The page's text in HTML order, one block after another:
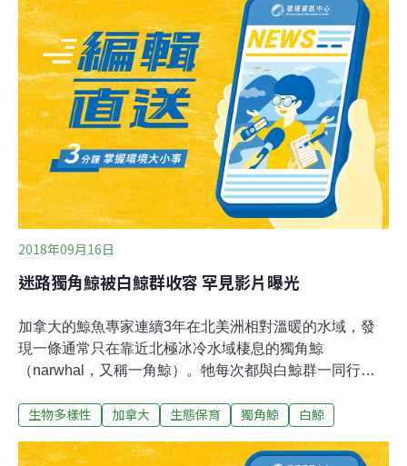
監控，以防牠擱淺。「但白鯨停留在泰晤士河口的時間愈
長，就愈令人擔心。」海洋生物保育慈善團體ORCA的保
育學家巴比（Lucy Babey）表示：「這是白鯨出現在英國
的最南端紀錄。」英國海洋生物救援組織表示，英國最後
一次發現白鯨蹤跡是3年前在北英格蘭的諾森伯蘭
（Northumberland）海岸，以及北愛爾蘭，但極為罕見。
2018年09月16日
迷路獨角鯨被白鯨群收容 罕見影片曝光
加拿大的鯨魚專家連續3年在北美洲相對溫暖的水域，發
現一條通常只在靠近北極冰冷水域棲息的獨角鯨
（narwhal，又稱一角鯨）。牠每次都與白鯨群一同行
與同類走散，後來融入白鯨群，成為群體的一分子。 專注
組」（GREMM），連續3年拍到同一條獨角鯨與白鯨群行
生物多樣性 加拿大 生態保育 獨角鯨 白鯨